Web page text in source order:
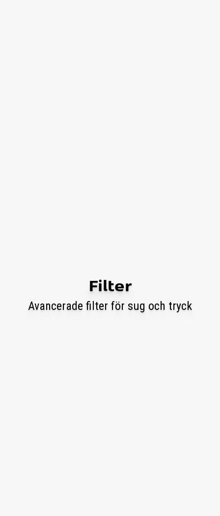
Filter
Avancerade filter för sug och tryck